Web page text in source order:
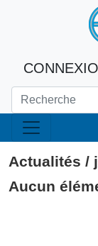
Actualités /
Aucun